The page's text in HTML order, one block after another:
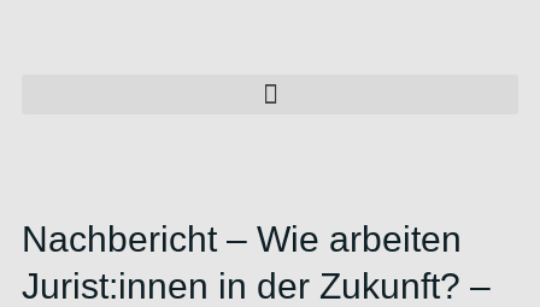
Nachbericht – Wie arbeiten
Jurist:innen in der Zukunft? –